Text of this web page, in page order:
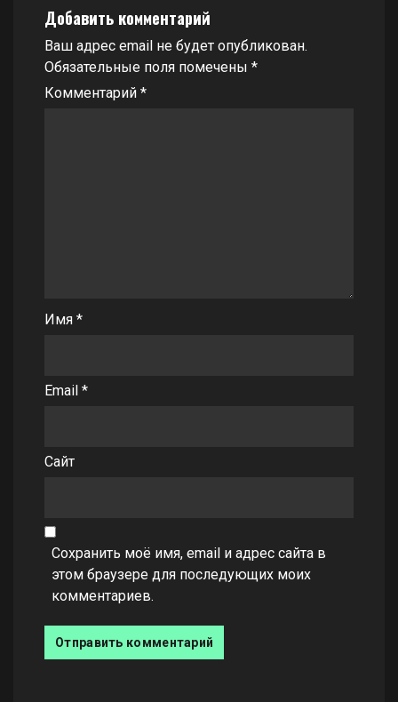
Добавить комментарий
Ваш адрес email не будет опубликован.
Обязательные поля помечены *
Комментарий *
Имя *
Email *
Сайт
Сохранить моё имя, email и адрес сайта в
этом браузере для последующих моих
комментариев.